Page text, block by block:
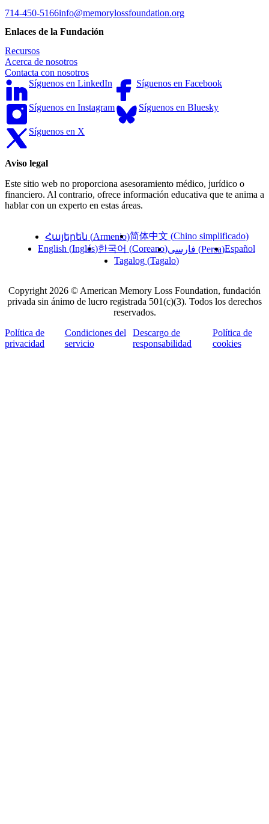
Enlaces de la Fundación
Recursos
Acerca de nosotros
Contacta con nosotros
Síguenos en LinkedIn
Síguenos en Facebook
Síguenos en Instagram Síguenos en Bluesky
Síguenos en X
714-450-5166info@memorylossfoundation.org
Aviso legal
Este sitio web no proporciona asesoramiento médico, jurídico o
financiero. Al contrario, ofrece información educativa que te anima a
hablar con un experto en estas áreas.
Հայերեն (Armenio)简体中文 (Chino simplificado)
English (Inglés)한국어 (Coreano)فارسی (Persa)Español
Tagalog (Tagalo)
Copyright 2026 © American Memory Loss Foundation, fundación
privada sin ánimo de lucro registrada 501(c)(3). Todos los derechos
reservados.
Política de
privacidad
Condiciones del
servicio
Descargo de
responsabilidad
Política de
cookies